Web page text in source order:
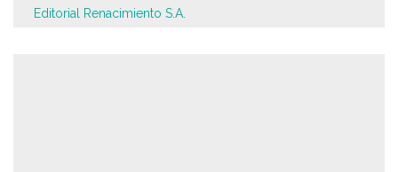
Editorial Renacimiento S.A.